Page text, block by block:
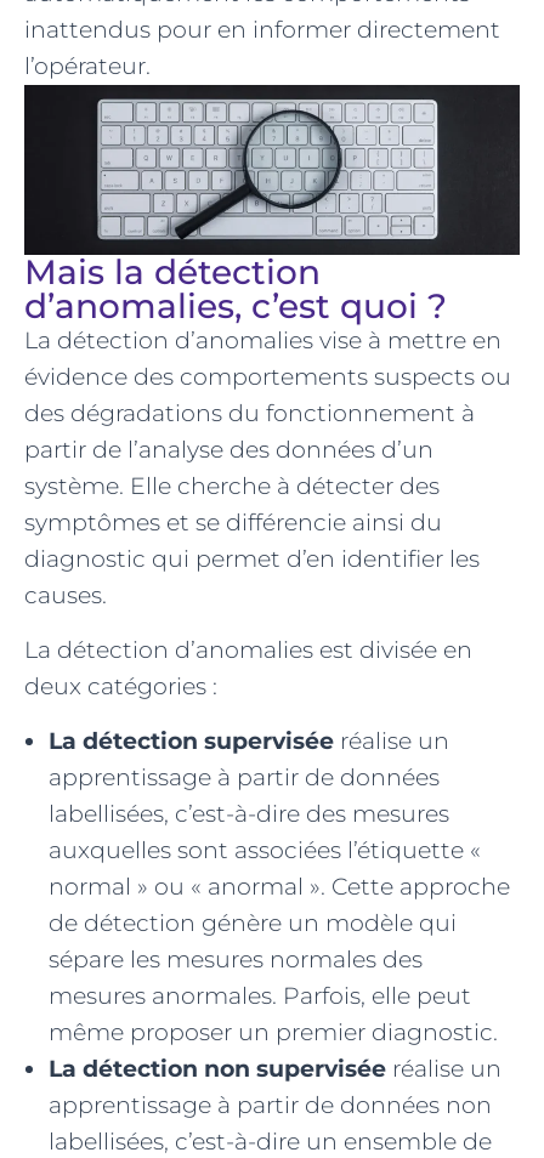
inattendus pour en informer directement
l’opérateur.
Mais la détection
d’anomalies, c’est quoi ?
La détection d’anomalies vise à mettre en
évidence des comportements suspects ou
des dégradations du fonctionnement à
partir de l’analyse des données d’un
système. Elle cherche à détecter des
symptômes et se différencie ainsi du
diagnostic qui permet d’en identifier les
causes.
La détection d’anomalies est divisée en
deux catégories :
La détection supervisée réalise un
apprentissage à partir de données
labellisées, c’est-à-dire des mesures
auxquelles sont associées l’étiquette «
normal » ou « anormal ». Cette approche
de détection génère un modèle qui
sépare les mesures normales des
mesures anormales. Parfois, elle peut
même proposer un premier diagnostic.
La détection non supervisée réalise un
apprentissage à partir de données non
labellisées, c’est-à-dire un ensemble de